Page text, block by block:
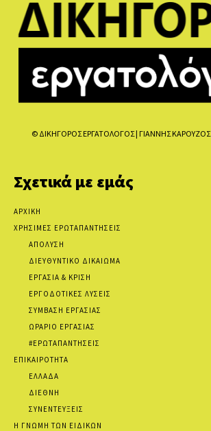
© ΔΙΚΗΓΟΡΟΣ ΕΡΓΑΤΟΛΟΓΟΣ | ΓΙΑΝΝΗΣ ΚΑΡΟΥΖΟΣ
Σχετικά με εμάς
ΑΡΧΙΚΗ
ΧΡΗΣΙΜΕΣ ΕΡΩΤΑΠΑΝΤΗΣΕΙΣ
ΑΠΟΛΥΣΗ
ΔΙΕΥΘΥΝΤΙΚΟ ΔΙΚΑΙΩΜΑ
ΕΡΓΑΣΙΑ & ΚΡΙΣΗ
ΕΡΓΟΔΟΤΙΚΕΣ ΛΥΣΕΙΣ
ΣΥΜΒΑΣΗ ΕΡΓΑΣΙΑΣ
ΩΡΑΡΙΟ ΕΡΓΑΣΙΑΣ
#ΕΡΩΤΑΠΑΝΤΗΣΕΙΣ
ΕΠΙΚΑΙΡΟΤΗΤΑ
ΕΛΛΑΔΑ
ΔΙΕΘΝΗ
ΣΥΝΕΝΤΕΥΞΕΙΣ
Η ΓΝΩΜΗ ΤΩΝ ΕΙΔΙΚΩΝ